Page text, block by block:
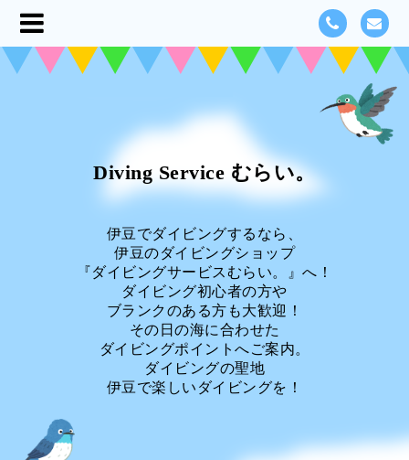
Diving Service むらい。
伊豆でダイビングするなら、
伊豆のダイビングショップ
『ダイビングサービスむらい。』へ！
ダイビング初心者の方や
ブランクのある方も大歓迎！
その日の海に合わせた
ダイビングポイントへご案内。
ダイビングの聖地
伊豆で楽しいダイビングを！